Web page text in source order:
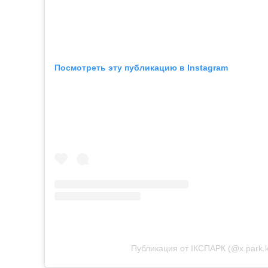
Посмотреть эту публикацию в Instagram
Публикация от ІКСПАРК